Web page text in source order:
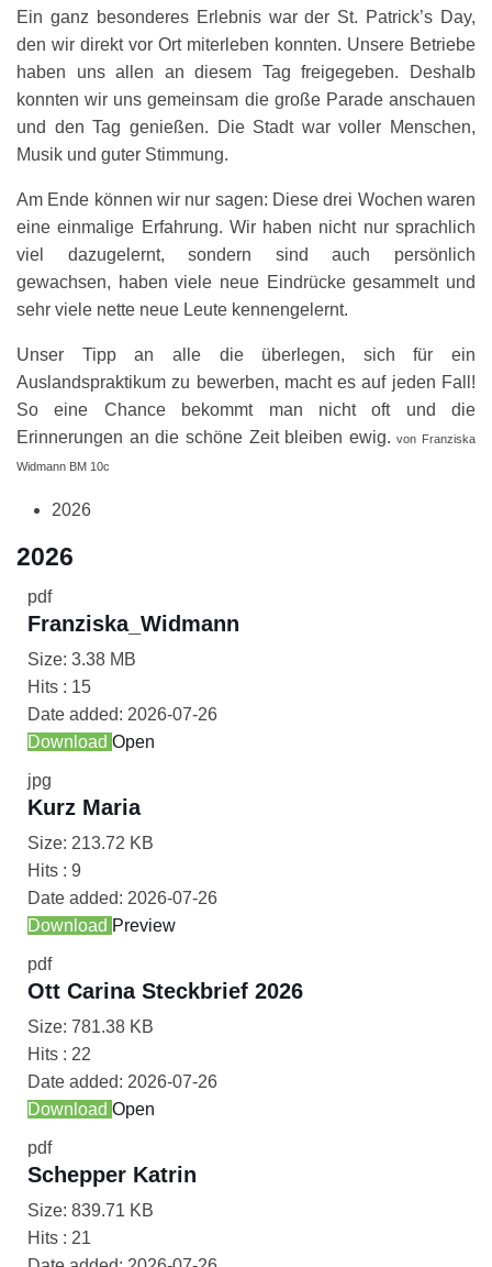
Ein ganz besonderes Erlebnis war der St. Patrick’s Day,
den wir direkt vor Ort miterleben konnten. Unsere Betriebe
haben uns allen an diesem Tag freigegeben. Deshalb
konnten wir uns gemeinsam die große Parade anschauen
und den Tag genießen. Die Stadt war voller Menschen,
Musik und guter Stimmung.
Am Ende können wir nur sagen: Diese drei Wochen waren
eine einmalige Erfahrung. Wir haben nicht nur sprachlich
viel dazugelernt, sondern sind auch persönlich
gewachsen, haben viele neue Eindrücke gesammelt und
sehr viele nette neue Leute kennengelernt.
Unser Tipp an alle die überlegen, sich für ein
Auslandspraktikum zu bewerben, macht es auf jeden Fall!
So eine Chance bekommt man nicht oft und die
Erinnerungen an die schöne Zeit bleiben ewig.von Franziska
Widmann BM 10c
2026
2026
pdf
Franziska_Widmann
Size: 3.38 MB
Hits : 15
Date added: 2026-07-26
Download Open
jpg
Kurz Maria
Size: 213.72 KB
Hits : 9
Date added: 2026-07-26
Download Preview
pdf
Ott Carina Steckbrief 2026
Size: 781.38 KB
Hits : 22
Date added: 2026-07-26
Download Open
pdf
Schepper Katrin
Size: 839.71 KB
Hits : 21